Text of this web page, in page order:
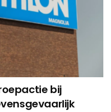
bij